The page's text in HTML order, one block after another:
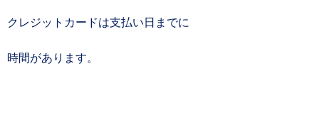
クレジットカードは支払い日までに
時間があります。